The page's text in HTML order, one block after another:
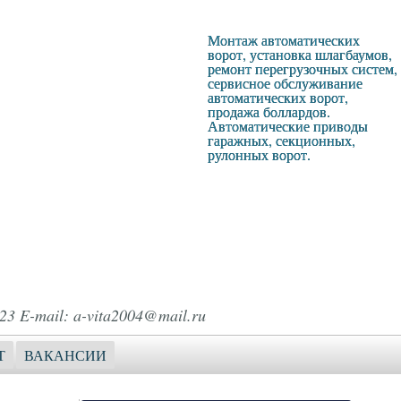
Монтаж автоматических
ворот, установка шлагбаумов,
ремонт перегрузочных систем,
сервисное обслуживание
автоматических ворот,
продажа боллардов.
Автоматические приводы
гаражных, секционных,
рулонных ворот.
E-mail: a-vita2004@mail.ru
ВАКАНСИИ